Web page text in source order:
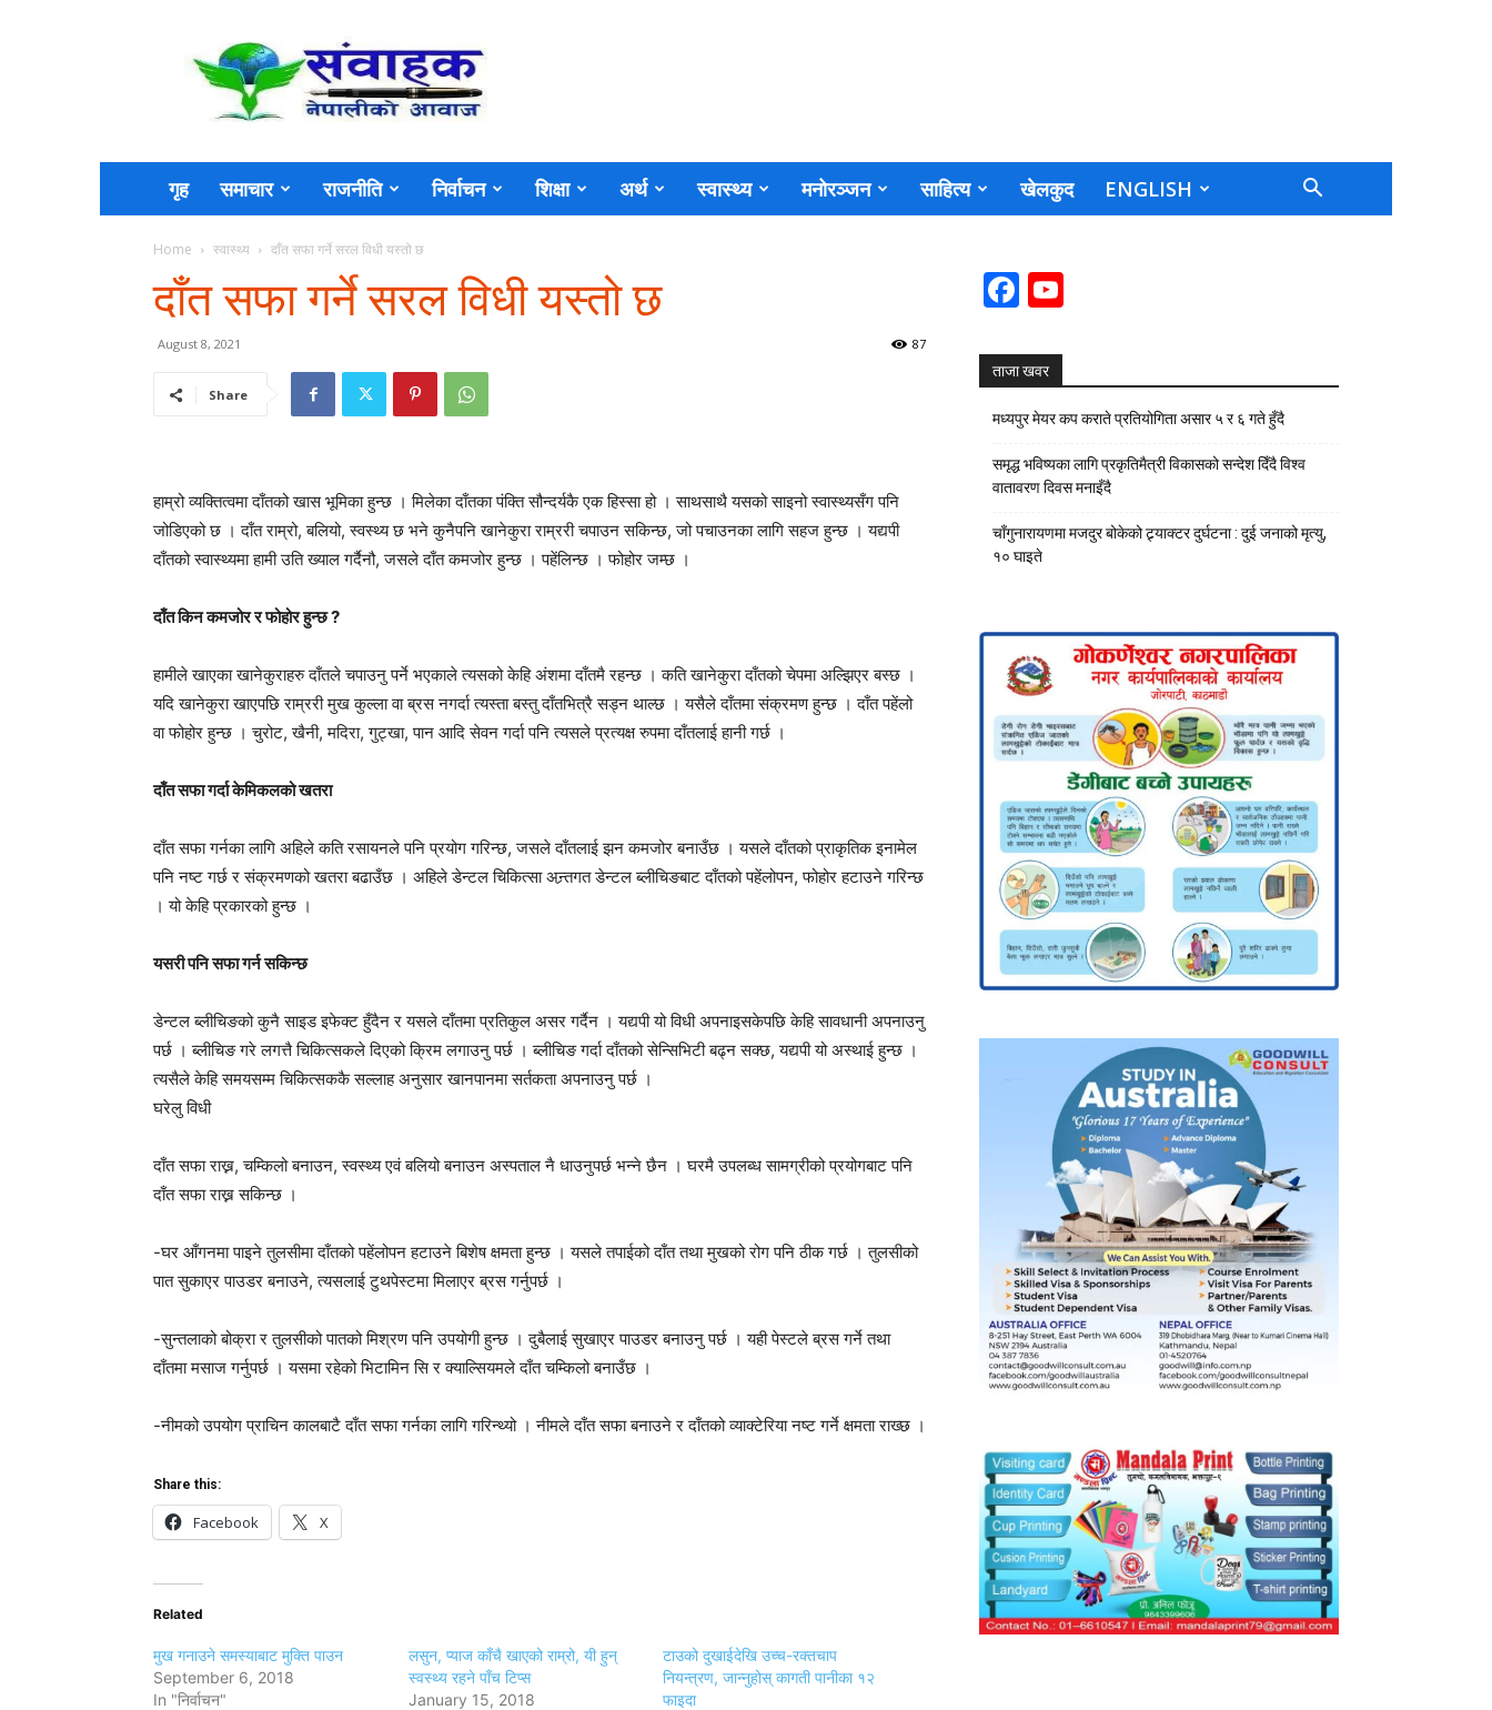
Sambahak
गृह समाचार राजनीति निर्वाचन शिक्षा अर्थ स्वास्थ्य मनोरञ्जन साहित्य खेलकुद ENGLISH
Home स्वास्थ्य दाँत सफा गर्ने सरल विधी यस्तो छ
दाँत सफा गर्ने सरल विधी यस्तो छ
August 8, 2021 87
Share
हाम्रो व्यक्तित्वमा दाँतको खास भूमिका हुन्छ । मिलेका दाँतका पंक्ति सौन्दर्यकै एक हिस्सा हो । साथसाथै यसको साइनो स्वास्थ्यसँग पनि
जोडिएको छ । दाँत राम्रो, बलियो, स्वस्थ्य छ भने कुनैपनि खानेकुरा राम्ररी चपाउन सकिन्छ, जो पचाउनका लागि सहज हुन्छ । यद्यपी
दाँतको स्वास्थ्यमा हामी उति ख्याल गर्दैनौ, जसले दाँत कमजोर हुन्छ । पहेंलिन्छ । फोहोर जम्छ ।
दाँत किन कमजोर र फोहोर हुन्छ ?
हामीले खाएका खानेकुराहरु दाँतले चपाउनु पर्ने भएकाले त्यसको केहि अंशमा दाँतमै रहन्छ । कति खानेकुरा दाँतको चेपमा अल्झिएर बस्छ ।
यदि खानेकुरा खाएपछि राम्ररी मुख कुल्ला वा ब्रस नगर्दा त्यस्ता बस्तु दाँतभित्रै सड्न थाल्छ । यसैले दाँतमा संक्रमण हुन्छ । दाँत पहेंलो
वा फोहोर हुन्छ । चुरोट, खैनी, मदिरा, गुट्खा, पान आदि सेवन गर्दा पनि त्यसले प्रत्यक्ष रुपमा दाँतलाई हानी गर्छ ।
दाँत सफा गर्दा केमिकलको खतरा
दाँत सफा गर्नका लागि अहिले कति रसायनले पनि प्रयोग गरिन्छ, जसले दाँतलाई झन कमजोर बनाउँछ । यसले दाँतको प्राकृतिक इनामेल
पनि नष्ट गर्छ र संक्रमणको खतरा बढाउँछ । अहिले डेन्टल चिकित्सा अन्र्तगत डेन्टल ब्लीचिङबाट दाँतको पहेंलोपन, फोहोर हटाउने गरिन्छ
। यो केहि प्रकारको हुन्छ ।
यसरी पनि सफा गर्न सकिन्छ
डेन्टल ब्लीचिङको कुनै साइड इफेक्ट हुँदैन र यसले दाँतमा प्रतिकुल असर गर्दैन । यद्यपी यो विधी अपनाइसकेपछि केहि सावधानी अपनाउनु
पर्छ । ब्लीचिङ गरे लगत्तै चिकित्सकले दिएको क्रिम लगाउनु पर्छ । ब्लीचिङ गर्दा दाँतको सेन्सिभिटी बढ्न सक्छ, यद्यपी यो अस्थाई हुन्छ ।
त्यसैले केहि समयसम्म चिकित्सककै सल्लाह अनुसार खानपानमा सर्तकता अपनाउनु पर्छ ।
घरेलु विधी
दाँत सफा राख्न, चम्किलो बनाउन, स्वस्थ्य एवं बलियो बनाउन अस्पताल नै धाउनुपर्छ भन्ने छैन । घरमै उपलब्ध सामग्रीको प्रयोगबाट पनि
दाँत सफा राख्न सकिन्छ ।
-घर आँगनमा पाइने तुलसीमा दाँतको पहेंलोपन हटाउने बिशेष क्षमता हुन्छ । यसले तपाईको दाँत तथा मुखको रोग पनि ठीक गर्छ । तुलसीको
पात सुकाएर पाउडर बनाउने, त्यसलाई टुथपेस्टमा मिलाएर ब्रस गर्नुपर्छ ।
-सुन्तलाको बोक्रा र तुलसीको पातको मिश्रण पनि उपयोगी हुन्छ । दुबैलाई सुखाएर पाउडर बनाउनु पर्छ । यही पेस्टले ब्रस गर्ने तथा
दाँतमा मसाज गर्नुपर्छ । यसमा रहेको भिटामिन सि र क्याल्सियमले दाँत चम्किलो बनाउँछ ।
-नीमको उपयोग प्राचिन कालबाटै दाँत सफा गर्नका लागि गरिन्थ्यो । नीमले दाँत सफा बनाउने र दाँतको व्याक्टेरिया नष्ट गर्ने क्षमता राख्छ ।
Share this:
Facebook X
Related
मुख गनाउने समस्याबाट मुक्ति पाउन
September 6, 2018
In "निर्वाचन"
लसुन, प्याज काँचै खाएको राम्रो, यी हुन्
स्वस्थ्य रहने पाँच टिप्स
January 15, 2018
टाउको दुखाईदेखि उच्च-रक्तचाप
नियन्त्रण, जान्नुहोस् कागती पानीका १२
फाइदा
Facebook
ताजा खवर
मध्यपुर मेयर कप कराते प्रतियोगिता असार ५ र ६ गते हुँदै
समृद्ध भविष्यका लागि प्रकृतिमैत्री विकासको सन्देश दिँदै विश्व
वातावरण दिवस मनाइँदै
चाँगुनारायणमा मजदुर बोकेको ट्र्याक्टर दुर्घटना : दुई जनाको मृत्यु,
१० घाइते